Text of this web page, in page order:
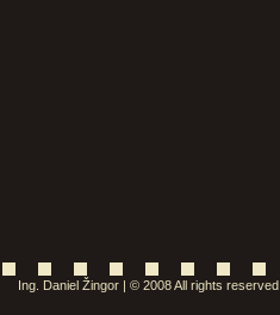
Ing. Daniel Žingor | © 2008 All rights reserved